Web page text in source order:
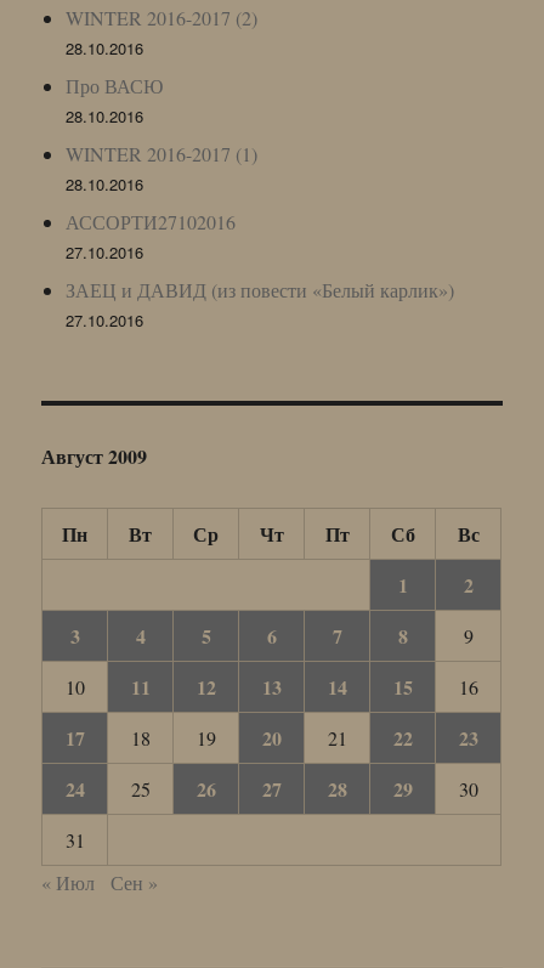
WINTER 2016-2017 (2)
28.10.2016
Про ВАСЮ
28.10.2016
WINTER 2016-2017 (1)
28.10.2016
АССОРТИ27102016
27.10.2016
ЗАЕЦ и ДАВИД (из повести «Белый карлик»)
27.10.2016
Август 2009
Пн Вт Ср Чт Пт Сб
Вс
1
2
3
4 5 6 7 8
9
10
11 12 13 14 15 16
17 18 19 20 21 22
23
24
25 26 27 28 29
30
31
« Июл
Сен »